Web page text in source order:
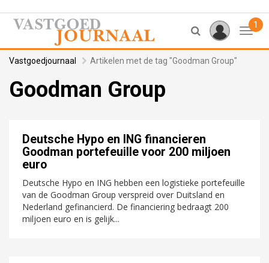
1
Vastgoedjournaal Artikelen met de tag "Goodman Group"
Goodman Group
Deutsche Hypo en ING financieren
Goodman portefeuille voor 200 miljoen
euro
Deutsche Hypo en ING hebben een logistieke portefeuille
van de Goodman Group verspreid over Duitsland en
Nederland gefinancierd. De financiering bedraagt 200
miljoen euro en is gelijk...